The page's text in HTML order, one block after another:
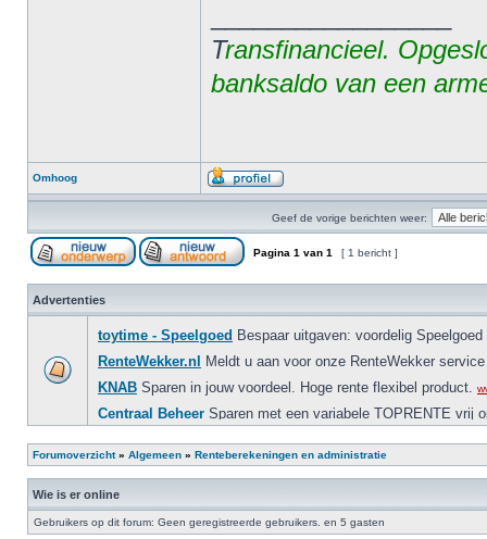
Transfinancieel.
banksaldo van een
Omhoog
Geef de vorige berichten weer:
Pagina 1 van 1 [ 1 bericht ]
Advertenties
Forumoverzicht» Algemeen » Renteberekeningen en administratie
Wie is er online
Gebruikers op dit forum: Geen geregistreerde gebruikers. en 5 gasten